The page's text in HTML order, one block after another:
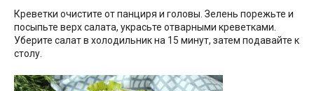
Креветки очистите от панциря и головы. Зелень порежьте и
посыпьте верх салата, украсьте отварными креветками.
Уберите салат в холодильник на 15 минут, затем подавайте к
столу.